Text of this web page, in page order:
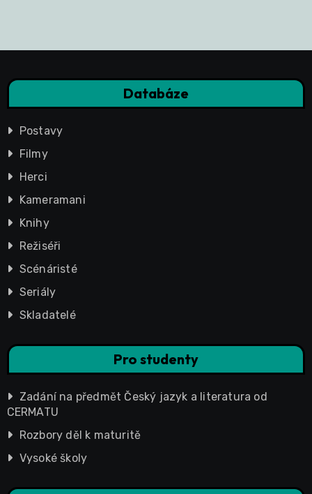
Databáze
Postavy
Filmy
Herci
Kameramani
Knihy
Režiséři
Scénáristé
Seriály
Skladatelé
Pro studenty
Zadání na předmět Český jazyk a literatura od
CERMATU
Rozbory děl k maturitě
Vysoké školy